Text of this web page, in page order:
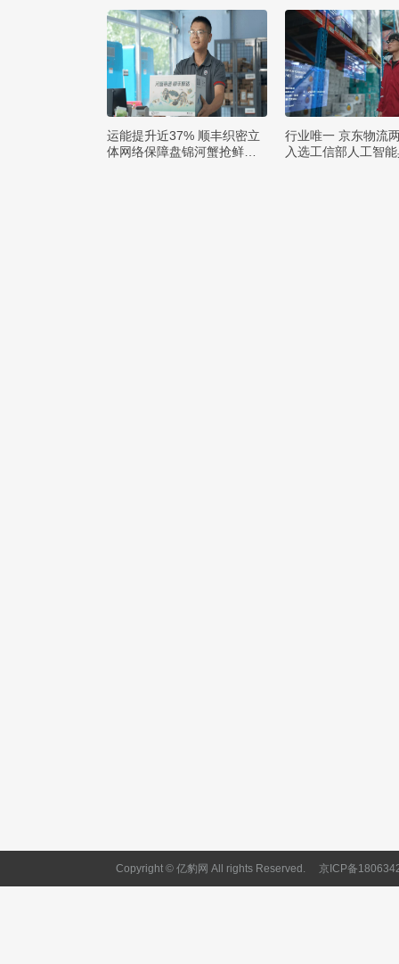
运能提升近37% 顺丰织密立
体网络保障盘锦河蟹抢鲜出
行业唯一 京东物流
入选工信部人工智
Copyright © 亿豹网 All rights Reserved. 京ICP备